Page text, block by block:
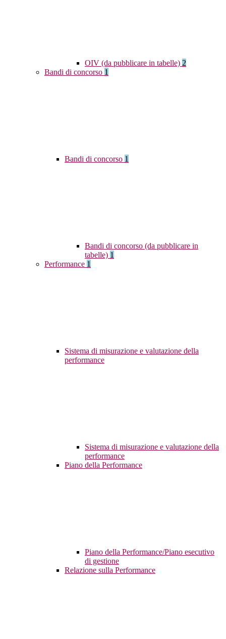
OIV (da pubblicare in tabelle) 2
Bandi di concorso 1
Bandi di concorso 1
Bandi di concorso (da pubblicare in
tabelle) 1
Performance 1
Sistema di misurazione e valutazione della
performance
Sistema di misurazione e valutazione della
performance
Piano della Performance
Piano della Performance/Piano esecutivo
di gestione
Relazione sulla Performance